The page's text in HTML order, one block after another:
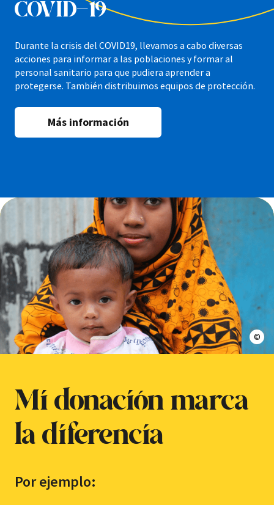
COVID-19
Durante la crisis del COVID19, llevamos a cabo diversas
acciones para informar a las poblaciones y formar al
personal sanitario para que pudiera aprender a
protegerse. También distribuimos equipos de protección.
Más información
Mi donación marca
la diferencia
Por ejemplo: